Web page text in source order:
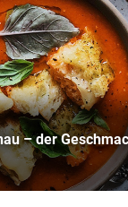
– der